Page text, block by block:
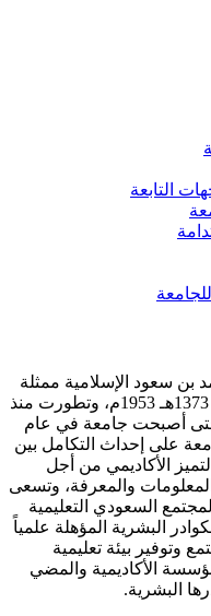
التابعة
سعود الإسلامية ممثلة
في كلية الشريعة في سنة 1373هـ 1953م، وتطورت منذ
أصبحت جامعة في عام
الجامعة على إحداث التكامل بين
الأكاديمي من أجل
والمعرفة، وتسعى
السعودي التعليمية
البشرية المؤهلة علمياً
وتوفير بيئة تعليمية
الأكاديمية والمضي
البشرية.